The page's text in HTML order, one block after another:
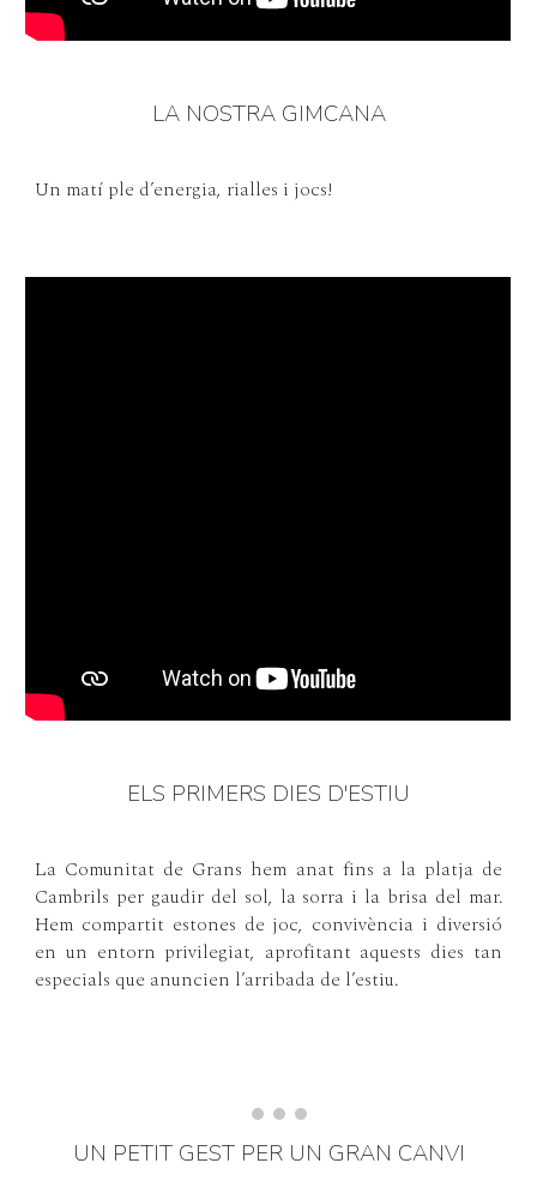
LA NOSTRA GIMCANA
Un matí ple d’energia, rialles i jocs!
ELS PRIMERS DIES D'ESTIU
La Comunitat de Grans hem anat fins a la platja de
Cambrils per gaudir del sol, la sorra i la brisa del mar.
Hem compartit estones de joc, convivència i diversió
en un entorn privilegiat, aprofitant aquests dies tan
especials que anuncien l’arribada de l’estiu.
UN PETIT GEST PER UN GRAN CANVI